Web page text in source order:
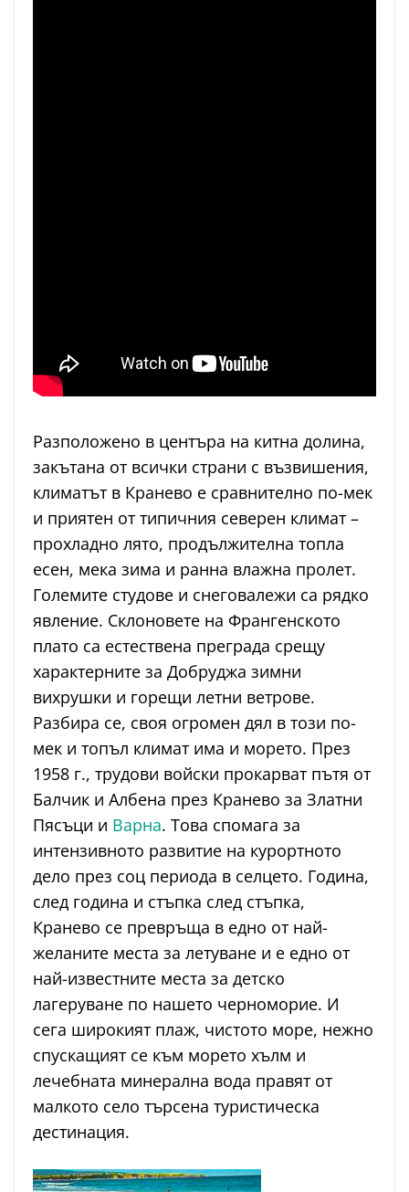
Разположено в центъра на китна долина,
закътана от всички страни с възвишения,
климатът в Кранево е сравнително по-мек
и приятен от типичния северен климат –
прохладно лято, продължителна топла
есен, мека зима и ранна влажна пролет.
Големите студове и снеговалежи са рядко
явление. Склоновете на Франгенското
плато са естествена преграда срещу
характерните за Добруджа зимни
вихрушки и горещи летни ветрове.
Разбира се, своя огромен дял в този по-
мек и топъл климат има и морето. През
1958 г., трудови войски прокарват пътя от
Балчик и Албена през Кранево за Златни
Пясъци и Варна. Това спомага за
интензивното развитие на курортното
дело през соц периода в селцето. Година,
след година и стъпка след стъпка,
Кранево се превръща в едно от най-
желаните места за летуване и е едно от
най-известните места за детско
лагеруване по нашето черноморие. И
сега широкият плаж, чистото море, нежно
спускащият се към морето хълм и
лечебната минерална вода правят от
малкото село търсена туристическа
дестинация.